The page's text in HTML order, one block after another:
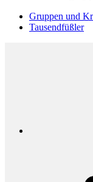
Gruppen und
Tausendfüßler